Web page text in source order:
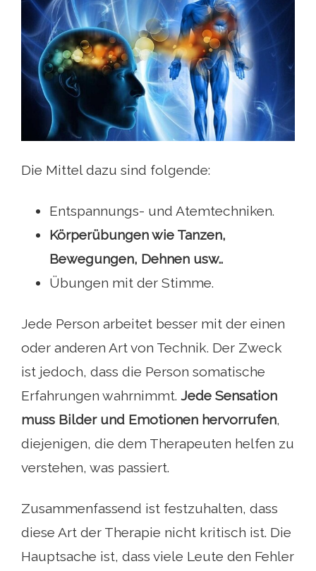
Die Mittel dazu sind folgende:
Entspannungs- und Atemtechniken.
Körperübungen wie Tanzen,
Bewegungen, Dehnen usw..
Übungen mit der Stimme.
Jede Person arbeitet besser mit der einen
oder anderen Art von Technik. Der Zweck
ist jedoch, dass die Person somatische
Erfahrungen wahrnimmt. Jede Sensation
muss Bilder und Emotionen hervorrufen,
diejenigen, die dem Therapeuten helfen zu
verstehen, was passiert.
Zusammenfassend ist festzuhalten, dass
diese Art der Therapie nicht kritisch ist. Die
Hauptsache ist, dass viele Leute den Fehler